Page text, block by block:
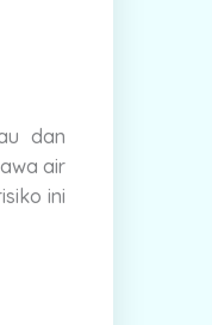
dan
air
ini